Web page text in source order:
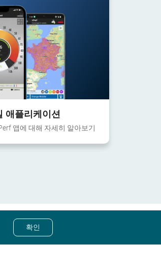
애플리케이션
앱에 대해 자세히 알아보기
확인